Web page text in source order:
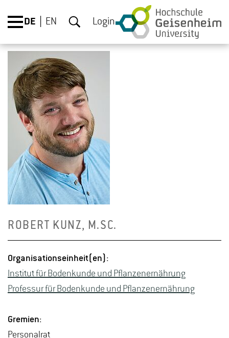
DE EN Login
RO­BERT KUNZ, M.​SC.
Or­ga­ni­sa­ti­ons­ein­heit(en):
In­sti­tut für Bo­den­kun­de und Pflan­ze­ner­näh­rung
Pro­fes­sur für Bo­den­kun­de und Pflan­ze­ner­näh­rung
Gre­mi­en:
Per­so­nal­rat